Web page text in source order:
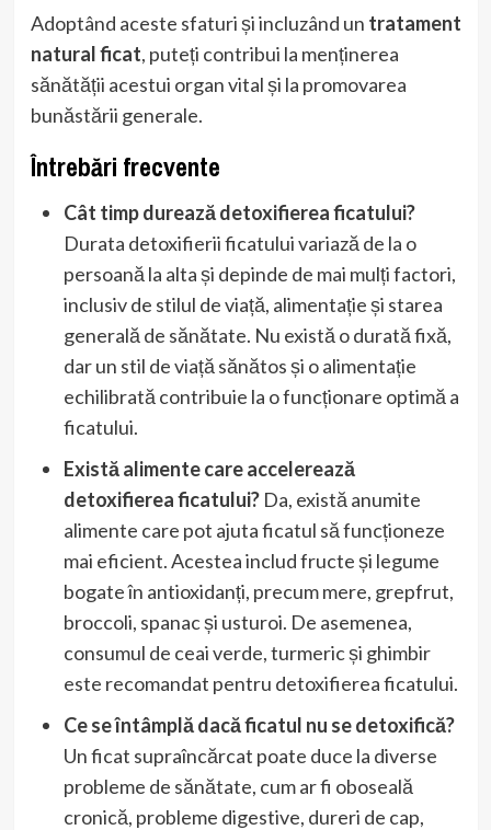
Adoptând aceste sfaturi și incluzând un tratament
natural ficat, puteți contribui la menținerea
sănătății acestui organ vital și la promovarea
bunăstării generale.
Întrebări frecvente
Cât timp durează detoxifierea ficatului?
Durata detoxifierii ficatului variază de la o
persoană la alta și depinde de mai mulți factori,
inclusiv de stilul de viață, alimentație și starea
generală de sănătate. Nu există o durată fixă,
dar un stil de viață sănătos și o alimentație
echilibrată contribuie la o funcționare optimă a
ficatului.
Există alimente care accelerează
detoxifierea ficatului?Da, există anumite
alimente care pot ajuta ficatul să funcționeze
mai eficient. Acestea includ fructe și legume
bogate în antioxidanți, precum mere, grepfrut,
broccoli, spanac și usturoi. De asemenea,
consumul de ceai verde, turmeric și ghimbir
este recomandat pentru detoxifierea ficatului.
Ce se întâmplă dacă ficatul nu se detoxifică?
Un ficat supraîncărcat poate duce la diverse
probleme de sănătate, cum ar fi oboseală
cronică, probleme digestive, dureri de cap,